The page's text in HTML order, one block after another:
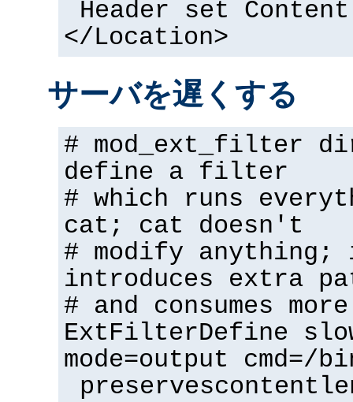
Header set
</Location>
サーバを遅くする
# mod_ext_filter
define a filter
# which runs
cat; cat doesn't
# modify
introduces extra
# and consumes
ExtFilterDefine
mode=output cmd=/